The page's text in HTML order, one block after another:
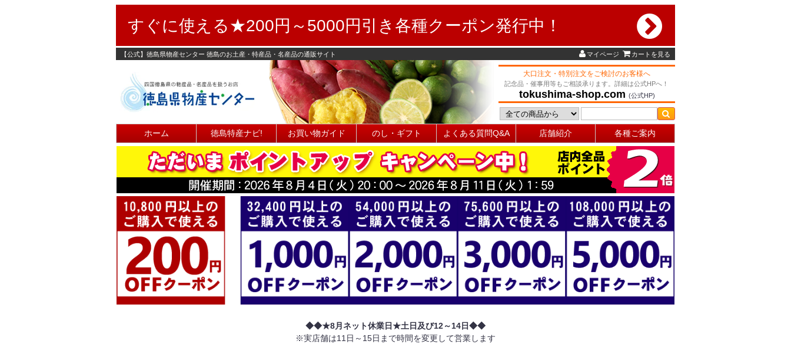
すぐに使える★200円～5000円引き各種クーポン発行中！
【公式】徳島県物産センター 徳島のお土産・特産品・名産品の通販サイト マイページ カートを見る
大口注文・特別注文をご検討のお客様へ
記念品・催事用等もご相談承ります。詳細は公式HPへ！
tokushima-shop.com (公式HP)
ホーム 徳島特産ナビ! お買い物ガイド のし・ギフト よくある質問Q&A 店舗紹介 各種ご案内
◆◆★8月ネット休業日★土日及び12～14日◆◆
※実店舗は11日～15日まで時間を変更して営業します